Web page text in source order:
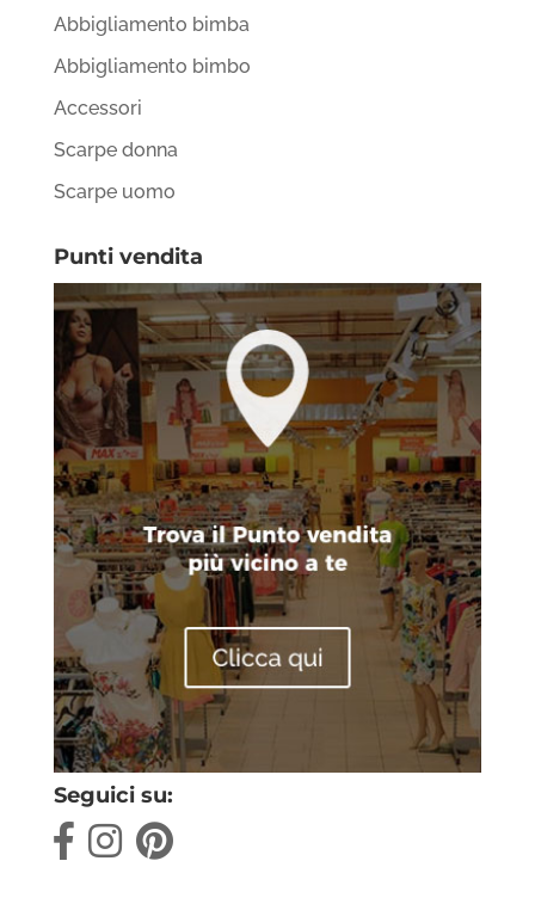
Abbigliamento bimba
Abbigliamento bimbo
Accessori
Scarpe donna
Scarpe uomo
Punti vendita
Seguici su: